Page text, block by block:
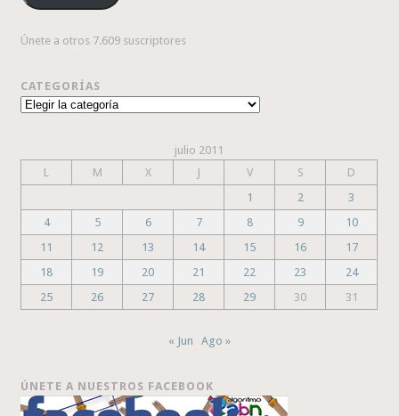
Únete a otros 7.609 suscriptores
CATEGORÍAS
Categorías
julio 2011
L
M X J V S
D
1
2
3
4
5 6 7 8 9
10
11
12 13 14 15 16
17
18
19 20 21 22 23
24
25
26 27 28 29 30 31
« Jun Ago »
ÚNETE A NUESTROS FACEBOOK